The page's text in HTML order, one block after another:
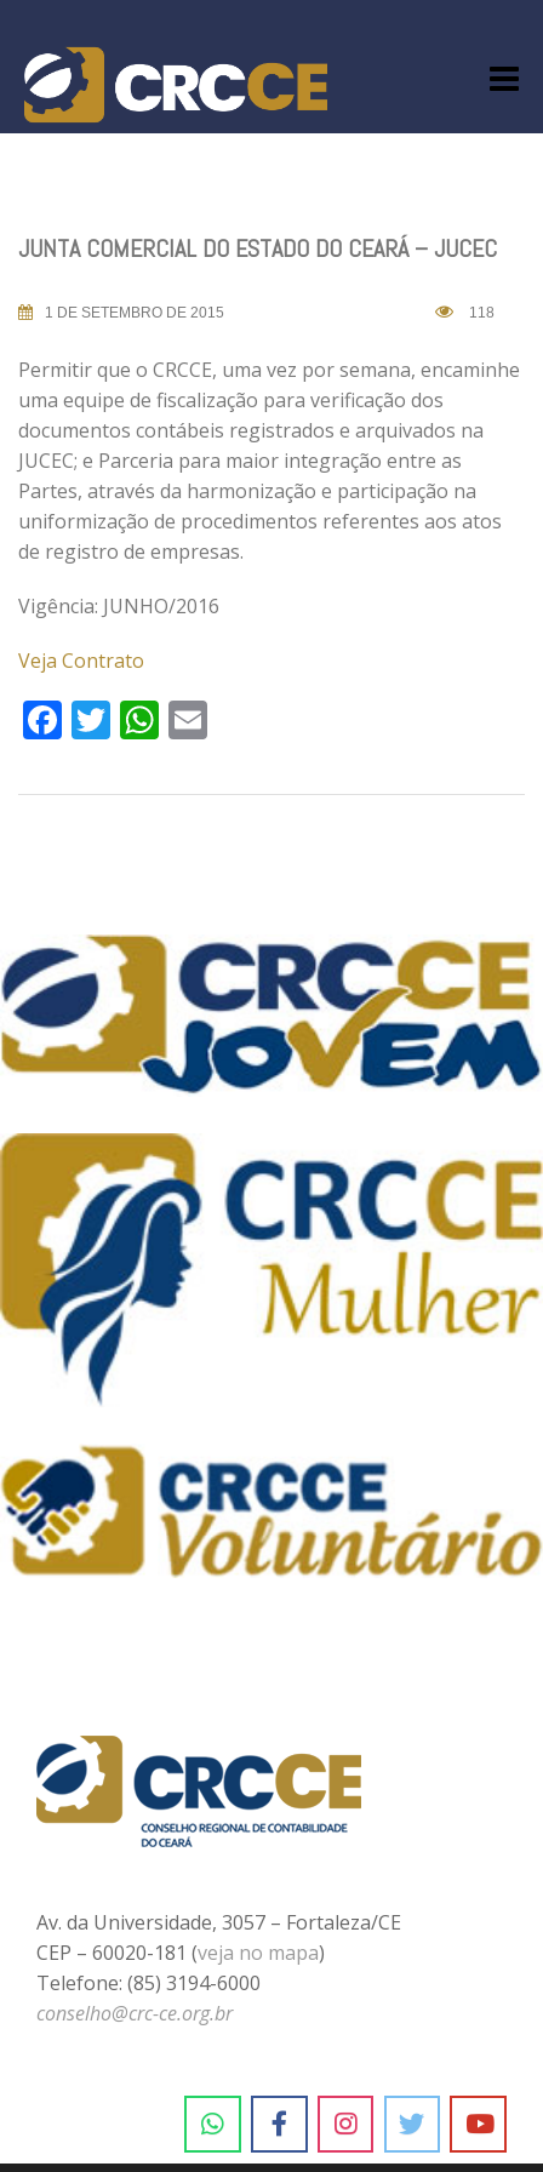
content
JUNTA COMERCIAL DO ESTADO DO CEARÁ – JUCEC
1 DE SETEMBRO DE 2015 118
Permitir que o CRCCE, uma vez por semana, encaminhe
uma equipe de fiscalização para verificação dos
documentos contábeis registrados e arquivados na
JUCEC; e Parceria para maior integração entre as
Partes, através da harmonização e participação na
uniformização de procedimentos referentes aos atos
de registro de empresas.
Vigência: JUNHO/2016
Veja Contrato
Facebook
TwitterWhatsApp
Av. da Universidade, 3057 – Fortaleza/CE
CEP – 60020-181 (veja no mapa)
Telefone: (85) 3194-6000
conselho@crc-ce.org.br